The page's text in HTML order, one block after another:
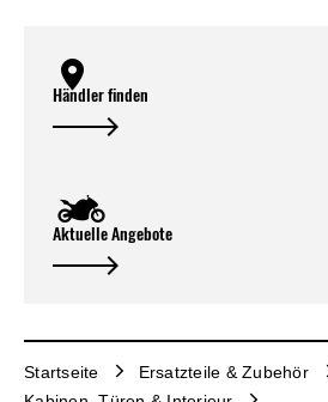
Händler finden
Aktuelle Angebote
Startseite Ersatzteile & Zubehör